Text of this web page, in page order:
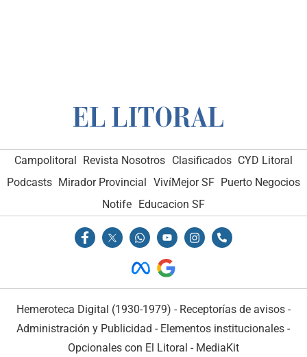
Campolitoral Revista Nosotros Clasificados CYD Litoral
Podcasts Mirador Provincial VivíMejor SF Puerto Negocios
Notife Educacion SF
Hemeroteca Digital (1930-1979) - Receptorías de avisos -
Administración y Publicidad - Elementos institucionales -
Opcionales con El Litoral - MediaKit